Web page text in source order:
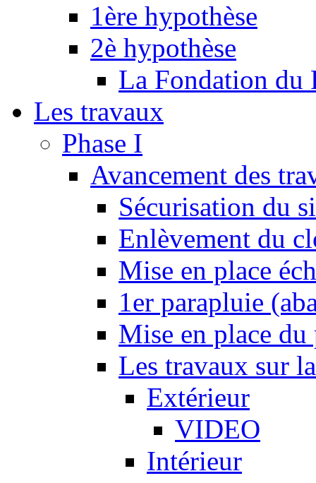
1ère hypothèse
2è hypothèse
La Fondation du
Les travaux
Phase I
Avancement des
Sécurisation du
Enlèvement du
Mise en place
1er parapluie
Mise en place
Les travaux sur
Extérieur
VIDEO
Intérieur